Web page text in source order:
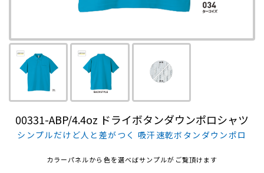
00331-ABP/4.4oz ドライボタンダウンポロシャツ
シンプルだけど人と差がつく 吸汗速乾ボタンダウンポロ
カラーパネルから色を選べばサンプルがご覧頂けます